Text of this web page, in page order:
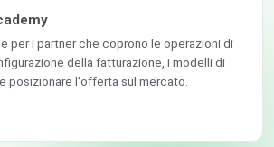
per i partner che coprono le operazioni di
della fatturazione, i modelli di
posizionare l'offerta sul mercato.